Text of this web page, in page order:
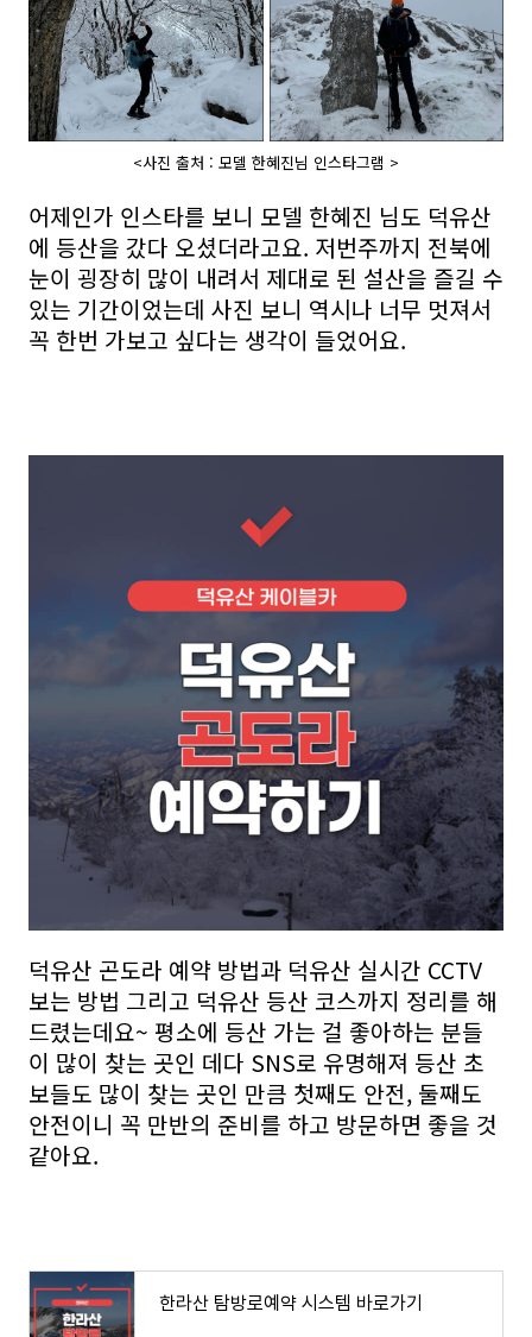
<사진 출처 : 모델 한혜진님 인스타그램 >
어제인가 인스타를 보니 모델 한혜진 님도 덕유산
에 등산을 갔다 오셨더라고요. 저번주까지 전북에
눈이 굉장히 많이 내려서 제대로 된 설산을 즐길 수
있는 기간이었는데 사진 보니 역시나 너무 멋져서
꼭 한번 가보고 싶다는 생각이 들었어요.
덕유산 곤도라 예약 방법과 덕유산 실시간 CCTV
보는 방법 그리고 덕유산 등산 코스까지 정리를 해
드렸는데요~ 평소에 등산 가는 걸 좋아하는 분들
이 많이 찾는 곳인 데다 SNS로 유명해져 등산 초
보들도 많이 찾는 곳인 만큼 첫째도 안전, 둘째도
안전이니 꼭 만반의 준비를 하고 방문하면 좋을 것
같아요.
한라산 탐방로예약 시스템 바로가기